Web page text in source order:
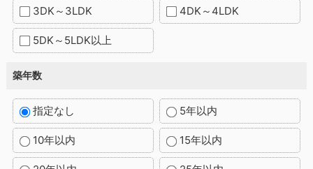
3DK～3LDK 4DK～4LDK
5DK～5LDK以上
築年数
指定なし 5年以内
10年以内 15年以内